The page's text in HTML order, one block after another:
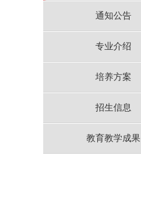
通知公告
专业介绍
培养方案
招生信息
教育教学成果